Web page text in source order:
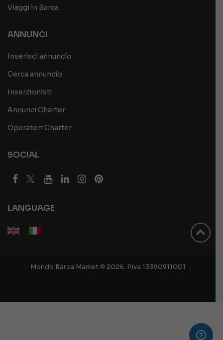
Viaggi in Barca
ANNUNCI
Inserisci annuncio
Cerca annuncio
Inserzionisti
Annunci Charter
Operatori Charter
SOCIAL
LANGUAGE
Mondo Barca Market © 2026. P.iva 13380911001